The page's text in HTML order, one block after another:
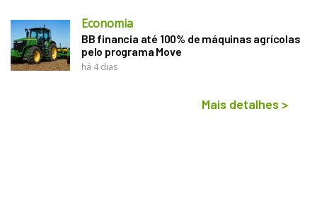
Economia
BB financia até 100% de máquinas agrícolas
pelo programa Move
há 4 dias
Mais detalhes >